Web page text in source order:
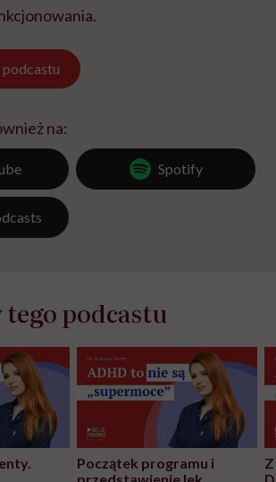
podcastu
na:
Spotify
tego podcastu
Początek programu i
przedstawienie lek.